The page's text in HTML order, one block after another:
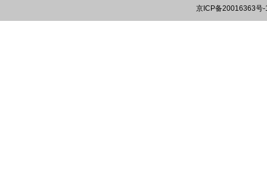
京ICP备20016363号-